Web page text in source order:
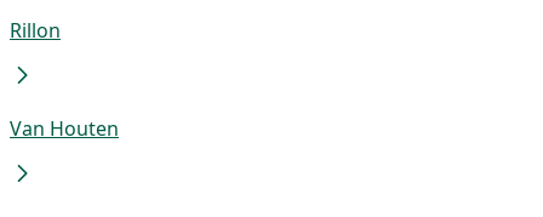
Rillon
Van Houten